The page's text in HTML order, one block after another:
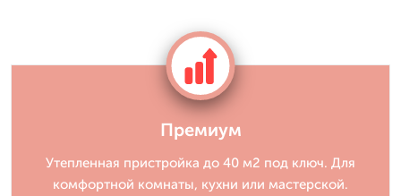
Премиум
Утепленная пристройка до 40 м2 под ключ. Для
комфортной комнаты, кухни или мастерской.